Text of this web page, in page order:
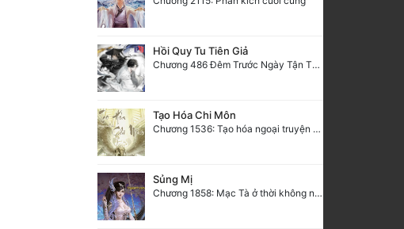
Hồi Quy Tu Tiên Giả
Chương 486 Đêm Trước Ngày Tận Thế (3)
Tạo Hóa Chi Môn
Chương 1536: Tạo hóa ngoại truyện 3: Cút!
Sủng Mị
Chương 1858: Mạc Tà ở thời không nào? HẾT